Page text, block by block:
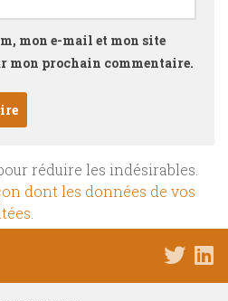
mon e-mail et mon site
mon prochain commentaire.
réduire les indésirables.
dont les données de vos
.